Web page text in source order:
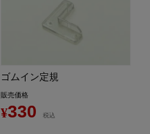
ゴムイン定規
販売価格
¥330 税込